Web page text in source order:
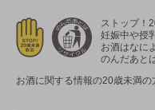
ストップ！
妊娠中や授
お酒はなに
のんだあと
お酒に関する情報の20歳未満の